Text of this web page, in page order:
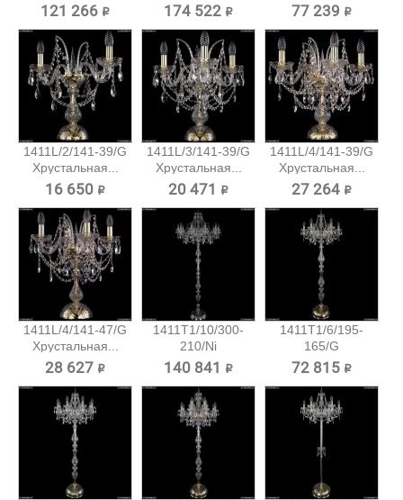
подвесная...
121 266 ₽ 174 522 ₽ подвесная...
77 239 ₽
1411L/2/141-39/G
Хрустальная...
16 650 ₽
1411L/3/141-39/G
Хрустальная...
20 471 ₽
1411L/4/141-39/G
Хрустальная...
27 264 ₽
1411L/4/141-47/G
Хрустальная...
28 627 ₽
1411T1/10/300-
210/Ni
Хрустальный...
140 841 ₽
1411T1/6/195-
165/G
Хрустальный
72 815 ₽